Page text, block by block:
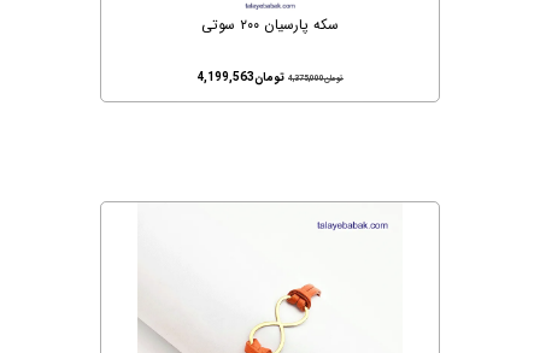
سکه پارسیان ۲۰۰ سوتی
تومان4,375,000 تومان4,199,563